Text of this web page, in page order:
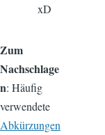
xD
Zum
Nachschlage
n: Häufig
verwendete
Abkürzungen